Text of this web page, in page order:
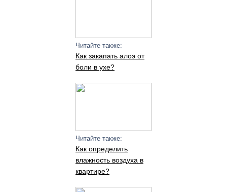
Читайте также:
Как закапать алоэ от
боли в ухе?
Читайте также:
Как определить
влажность воздуха в
квартире?